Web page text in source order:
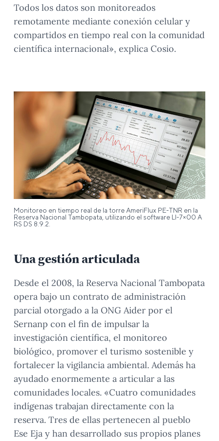
Todos los datos son monitoreados
remotamente mediante conexión celular y
compartidos en tiempo real con la comunidad
científica internacional», explica Cosio.
Monitoreo en tiempo real de la torre AmeriFlux PE-TNR en la
Reserva Nacional Tambopata, utilizando el software LI-7×00 A
RS DS 8.9.2.
Una gestión articulada
Desde el 2008, la Reserva Nacional Tambopata
opera bajo un contrato de administración
parcial otorgado a la ONG Aider por el
Sernanp con el fin de impulsar la
investigación científica, el monitoreo
biológico, promover el turismo sostenible y
fortalecer la vigilancia ambiental. Además ha
ayudado enormemente a articular a las
comunidades locales. «Cuatro comunidades
indígenas trabajan directamente con la
reserva. Tres de ellas pertenecen al pueblo
Ese Eja y han desarrollado sus propios planes